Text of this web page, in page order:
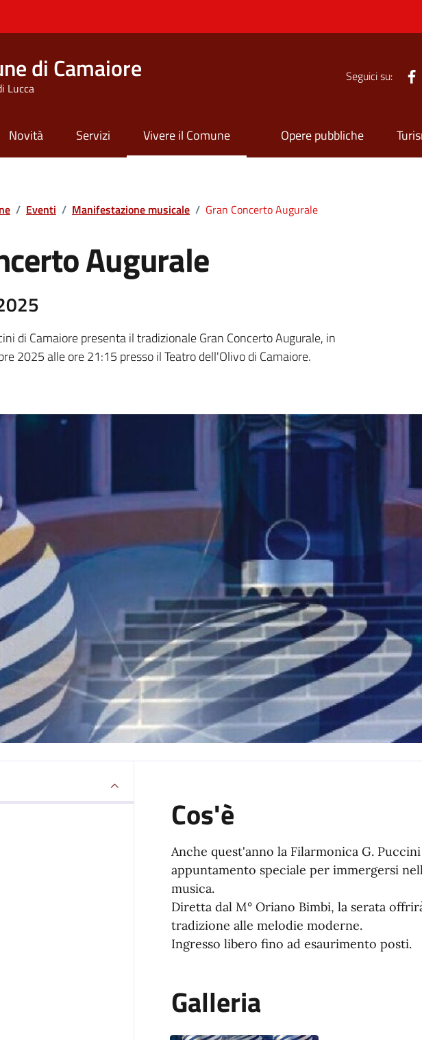
di Camaiore
Lucca
Seguici su:
Novità Servizi Vivere il Comune Opere pubbliche
/ Eventi / Manifestazione musicale / Gran Concerto Augurale
Augurale
di Camaiore presenta il tradizionale Gran Concerto Augurale, in
2025 alle ore 21:15 presso il Teatro dell'Olivo di Camaiore.
Cos'è
Anche quest'anno la Filarmonica G.
appuntamento speciale per immergersi
musica.
Diretta dal M° Oriano Bimbi, la serata
tradizione alle melodie moderne.
Ingresso libero fino ad esaurimento posti.
Galleria